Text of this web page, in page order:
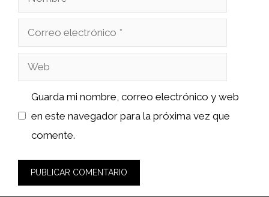
Correo
Web
Guarda mi nombre, correo electrónico y web
en este navegador para la próxima vez que
comente.